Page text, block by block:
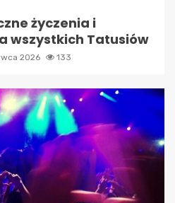
życzenia i
wszystkich Tatusiów
2026 133